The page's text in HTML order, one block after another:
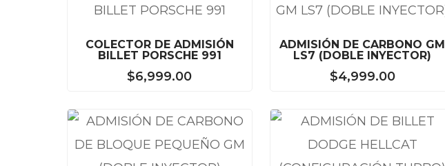
COLECTOR DE ADMISIÓN
BILLET PORSCHE 991
$6,999.00
ADMISIÓN DE CARBONO GM
LS7 (DOBLE INYECTOR)
$4,999.00